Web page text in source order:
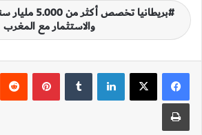
بريطانيا تخصص
والاستثمار مع المغرب
لينكدإن بينتيريست